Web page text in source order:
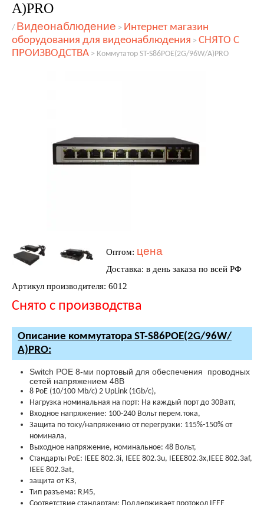
А)PRO
/ Видеонаблюдение > Интернет магазин
оборудования для видеонаблюдения > СНЯТО С
ПРОИЗВОДСТВА > Коммутатор ST-S86POE(2G/96W/А)PRO
Оптом: цена
Доставка: в день заказа по всей РФ
Артикул производителя: 6012
Снято с производства
Описание коммутатора ST-S86POE(2G/96W/
А)PRO:
Switch POE 8-ми портовый для обеспечения проводных
сетей напряжением 48В
8 РоЕ (10/100 Mb/c) 2 UpLink (1Gb/c),
Нагрузка номинальная на порт: На каждый порт до 30Ватт,
Входное напряжение: 100-240 Вольт перем.тока,
Защита по току/напряжению от перегрузки: 115%-150% от
номинала,
Выходное напряжение, номинальное: 48 Вольт,
Стандарты PoE: IEEE 802.3i, IEEE 802.3u, IEEE802.3x,IEEE 802.3af,
IEEE 802.3at,
защита от КЗ,
Тип разъема: RJ45,